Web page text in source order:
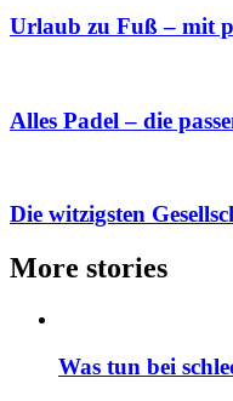
Urlaub zu Fuß – mit
Alles Padel – die
Die witzigsten
More stories
Was tun bei